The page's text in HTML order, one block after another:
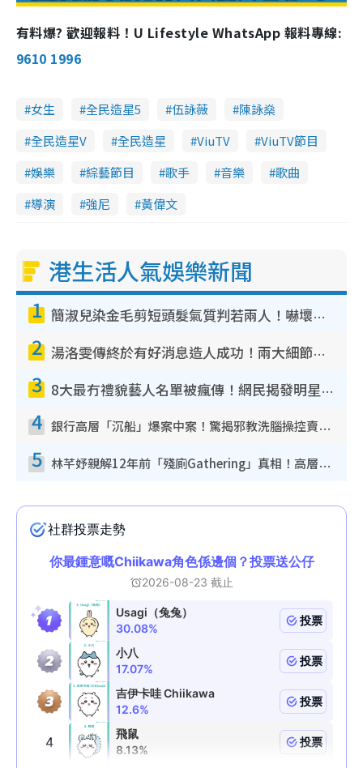
e
有料爆? 歡迎報料！U Lifestyle WhatsApp 報料專線:
9610 1996
女生 全民造星5 伍詠薇
陳詠燊
全民造星V
全民造星 ViuTV
ViuTV節目
娛樂
綜藝節目 歌手 音樂
歌曲
導演
強尼 黃偉文
港生活人氣娛樂新聞
1 簡淑兒染金毛剪短頭髮氣質判若兩人！嚇壞老公麥大力都認唔出：「你做咩事？」
2 湯洛雯傳終於有好消息造人成功！兩大細節曝孕味極濃惹猜測：大肚婆先會咁！
3 8大最冇禮貌藝人名單被瘋傳！網民揭發明星真面目 一致數臭呢位係無品天花板？
4 銀行高層「沉船」爆案中案！驚揭邪教洗腦操控賣淫被吞600萬 幕後黑手講多錯多
5 林芊妤親解12年前「殘廁Gathering」真相！高層解約一句話重創尊嚴至今拒返TVB